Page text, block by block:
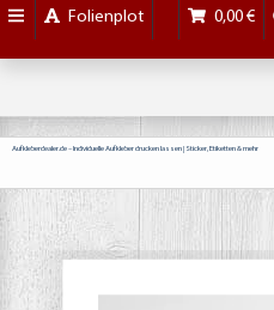
Folienplot 0,00 €
Aufkleberdealer.de – Individuelle Aufkleber drucken lassen | Sticker, Etiketten & mehr